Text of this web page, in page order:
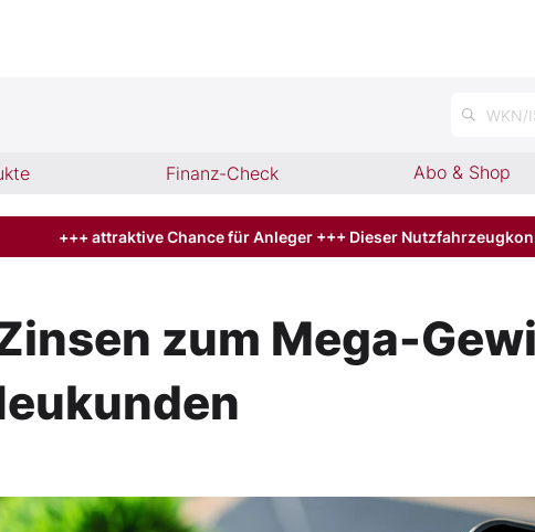
WKN/
Finanz-Check Abo & Shop
ONLINE lesen
+++ attraktive Chance für Anleger +++ Dieser
zum Mega-